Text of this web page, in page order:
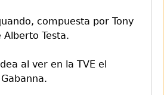
compuesta por Tony
Alberto Testa.
al ver en la TVE el